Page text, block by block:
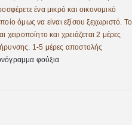
φούξια